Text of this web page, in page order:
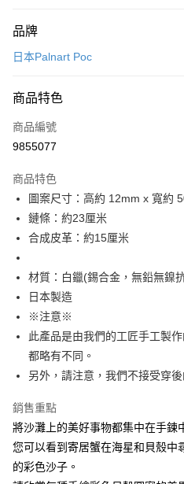
每筆NT$60
付款後萊爾富取貨
付款後7-11取貨
宅配
每筆NT$60，滿NT$1,000(含以上)
海外配送
PalnartPoc + 🇬🇧英國
FABLE 寓言
品牌
日本Palnart Poc
商品特色
商品編號
9855077
商品特色
圖案尺寸：高約 12mm x 寬約
鏈條：約23厘米
合成皮革：約15厘米
材質：白鑞(錫合金，無鉛無鎳
日本製造
※注意※
此產品是由我們的工匠手工製
都略有不同。
另外，請注意，我們不接受穿後
銷售重點
將沙灘上的美好事物都集中在手鍊
您可以看到寄居蟹在海星和貝殼中
的彩色沙子。